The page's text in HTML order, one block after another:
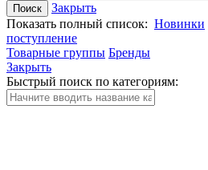
Закрыть
Показать полный список: Новинки
поступление
Товарные группы Бренды
Закрыть
Быстрый поиск по категориям: